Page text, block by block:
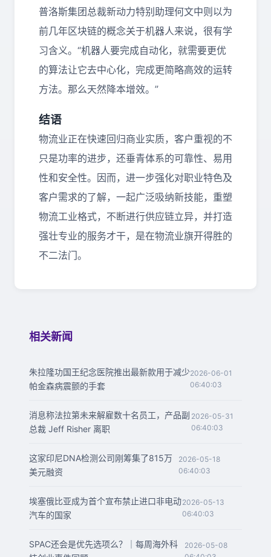
普洛斯集团总裁新动力特别助理何文中则以为
前几年区块链的概念关于机器人来说，很有学
习含义。“机器人要完成自动化，就需要更优
的算法让它去中心化，完成更简略高效的运转
方法。那么天然降本增效。”
结语
物流业正在快速回归商业实质，客户重视的不
只是功率的进步，还垂青体系的可靠性、易用
性和安全性。因而，进一步强化对职业特色及
客户需求的了解，一起广泛吸纳新技能，重塑
物流工业格式，不断进行供应链立异，并打造
强壮专业的服务才干，是在物流业旗开得胜的
不二法门。
相关新闻
朱拉隆功国王纪念医院推出最新款用于减少
帕金森病震颤的手套
2026-06-01
06:40:03
消息称法拉第未来解雇数十名员工，产品副
总裁 Jeff Risher 离职
2026-05-31
06:40:03
这家印尼DNA检测公司刚筹集了815万
美元融资
2026-05-18
06:40:03
埃塞俄比亚成为首个宣布禁止进口非电动
汽车的国家
2026-05-13
06:40:03
SPAC还会是优先选项么？｜每周海外科
2026-05-08